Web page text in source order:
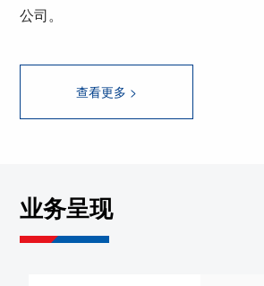
公司。
查看更多 >
业务呈现